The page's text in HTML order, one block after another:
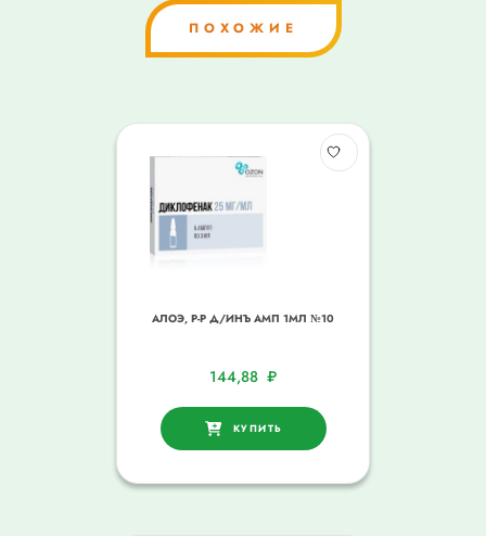
ПОХОЖИЕ
АЛОЭ, Р-Р Д/ИНЪ АМП 1МЛ №10
144,88 ₽
КУПИТЬ